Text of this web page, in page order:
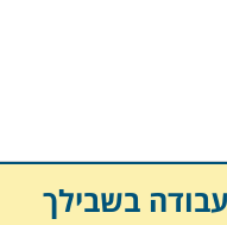
בשבילך